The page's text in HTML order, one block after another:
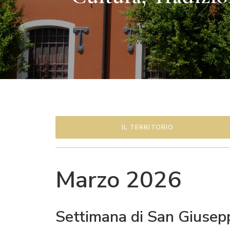
IL TERRITORIO
Marzo 2026
Settimana di San